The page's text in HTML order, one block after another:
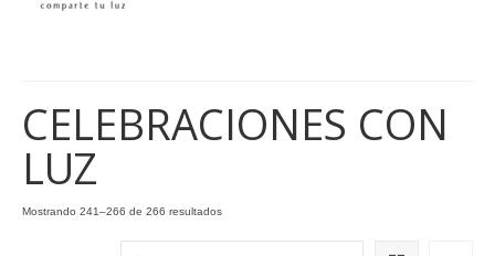
CELEBRACIONES CON
LUZ
Mostrando 241–266 de 266 resultadosOrdenado
Portavelas Alabastro "La oración"
42.00€